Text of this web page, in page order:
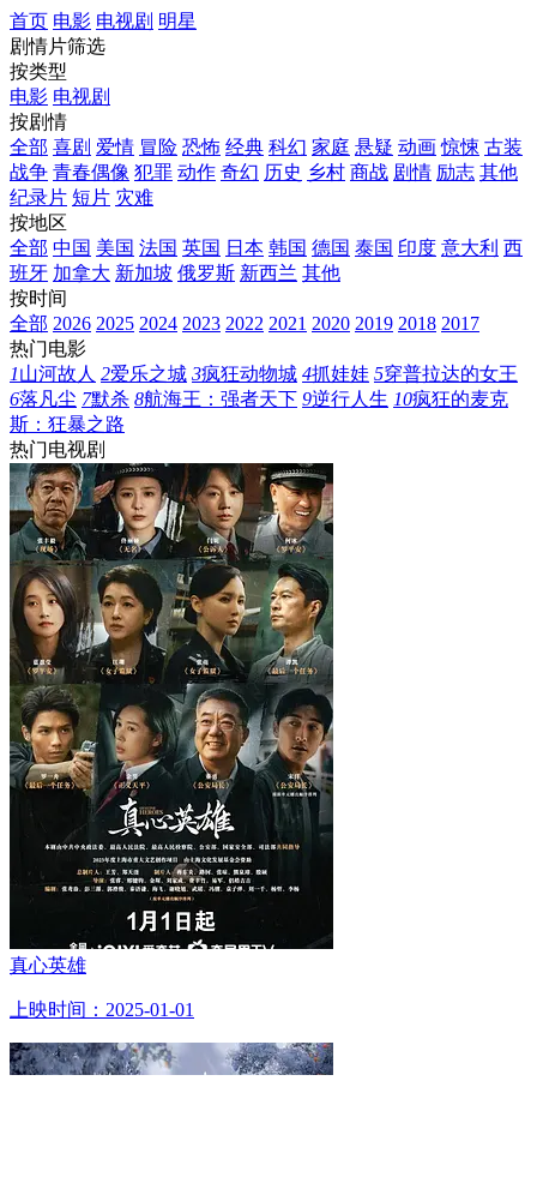
首页 电影 电视剧 明星
剧情片筛选
按类型
电影 电视剧
按剧情
全部 喜剧 爱情 冒险 恐怖 经典 科幻 家庭 悬疑 动画 惊悚 古装
战争 青春偶像 犯罪 动作 奇幻 历史 乡村 商战 剧情 励志 其他
纪录片 短片 灾难
按地区
全部 中国 美国 法国 英国 日本 韩国 德国 泰国 印度 意大利 西
班牙 加拿大 新加坡 俄罗斯 新西兰 其他
按时间
全部 2026 2025 2024 2023 2022 2021 2020 2019 2018 2017
热门电影
1山河故人 2爱乐之城 3疯狂动物城 4抓娃娃 5穿普拉达的女王
6落凡尘 7默杀 8航海王：强者天下 9逆行人生 10疯狂的麦克
斯：狂暴之路
热门电视剧
真心英雄
上映时间：2025-01-01